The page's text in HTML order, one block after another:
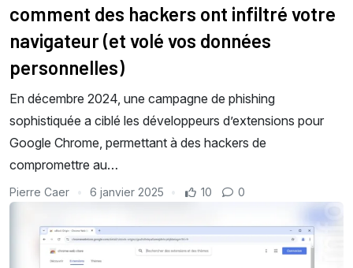
comment des hackers ont infiltré votre
navigateur (et volé vos données
personnelles)
En décembre 2024, une campagne de phishing
sophistiquée a ciblé les développeurs d’extensions pour
Google Chrome, permettant à des hackers de
compromettre au…
Pierre Caer 6 janvier 2025 10 0